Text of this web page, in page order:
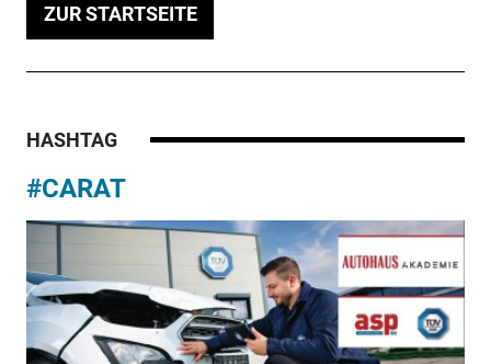
ZUR STARTSEITE
HASHTAG
#CARAT